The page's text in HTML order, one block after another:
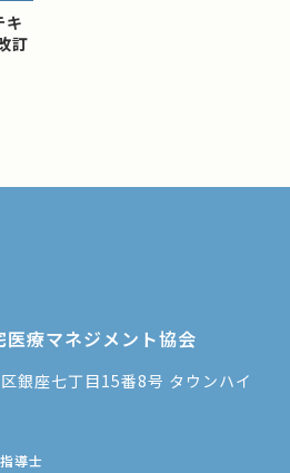
キ
訂
療マネジメント協会
銀座七丁目15番8号 タウンハイ
導士